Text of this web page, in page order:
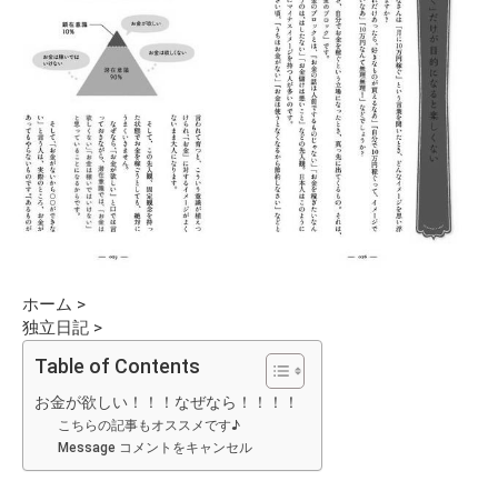
ホーム >
独立日記 >
Table of Contents
お金が欲しい！！！なぜなら！！！！
こちらの記事もオススメです♪
Message コメントをキャンセル